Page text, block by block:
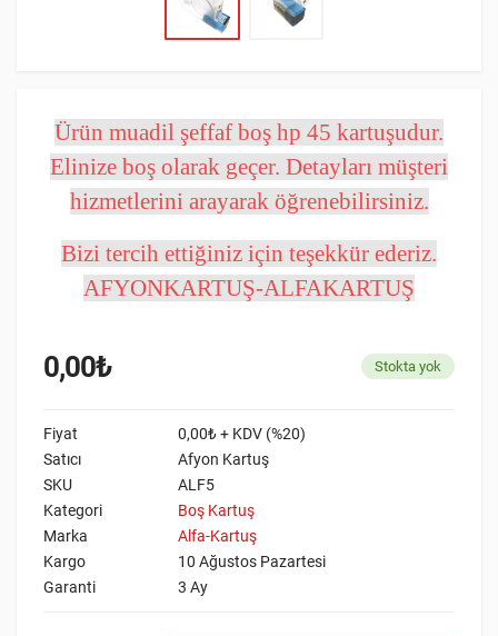
Ürün muadil şeffaf boş hp 45 kartuşudur.
Elinize boş olarak geçer. Detayları müşteri
hizmetlerini arayarak öğrenebilirsiniz.
Bizi tercih ettiğiniz için teşekkür ederiz.
AFYONKARTUŞ-ALFAKARTUŞ
0,00₺ Stokta yok
Fiyat
0,00₺ + KDV (%20)
Satıcı
Afyon Kartuş
SKU
ALF5
Kategori
Boş Kartuş
Marka
Alfa-Kartuş
Kargo
10 Ağustos Pazartesi
Garanti
3 Ay